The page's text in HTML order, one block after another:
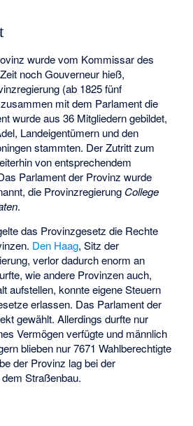
wurde vom Kommissar des
noch Gouverneur hieß,
(ab 1825 fünf
mit dem Parlament die
wurde aus 36 Mitgliedern gebildet,
Landeigentümern und den
stammten. Der Zutritt zum
von entsprechendem
Parlament der Provinz wurde
die Provinzregierung College
.
das Provinzgesetz die Rechte
Den Haag, Sitz der
verlor dadurch enorm an
wie andere Provinzen auch,
aufstellen, konnte eigene Steuern
erlassen. Das Parlament der
gewählt. Allerdings durfte nur
Vermögen verfügte und männlich
blieben nur 7671 Wahlberechtigte
der Provinz lag bei der
dem Straßenbau.